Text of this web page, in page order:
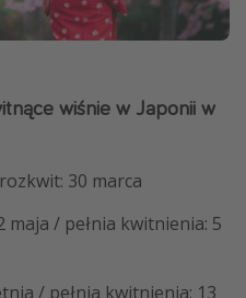
wiśnie w Japonii w
30 marca
maja / pełnia kwitnienia: 5
/ pełnia kwitnienia: 13